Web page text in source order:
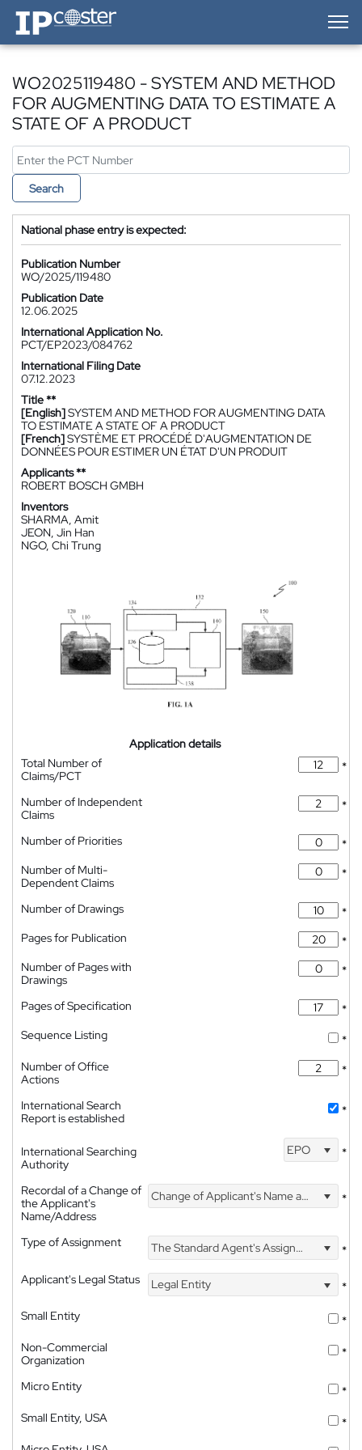
IP-Coster — Home
WO2025119480 - SYSTEM AND METHOD
FOR AUGMENTING DATA TO ESTIMATE A
STATE OF A PRODUCT
Search
National phase entry is expected:
Publication Number
WO/2025/119480
Publication Date
12.06.2025
International Application No.
PCT/EP2023/084762
International Filing Date
07.12.2023
Title **
[English]SYSTEM AND METHOD FOR AUGMENTING DATA
TO ESTIMATE A STATE OF A PRODUCT
[French]SYSTÈME ET PROCÉDÉ D'AUGMENTATION DE
DONNÉES POUR ESTIMER UN ÉTAT D'UN PRODUIT
Applicants **
ROBERT BOSCH GMBH
Inventors
SHARMA, Amit
JEON, Jin Han
NGO, Chi Trung
Application details
Total Number of
Claims/PCT
*
Number of Independent
Claims
*
Number of Priorities
*
Number of Multi-
Dependent Claims
*
Number of Drawings
*
Pages for Publication
*
Number of Pages with
Drawings
*
Pages of Specification
*
Sequence Listing
*
Number of Office
Actions
*
International Search
Report is established
*
International Searching
Authority
EPO *
Recordal of a Change of
the Applicant's
Name/Address
Change of Applicant's Name and Address *
Type of Assignment The Standard Agent's Assignment
*
Applicant's Legal Status
Legal Entity
*
Small Entity
*
Non-Commercial
Organization
*
Micro Entity
*
Small Entity, USA
*